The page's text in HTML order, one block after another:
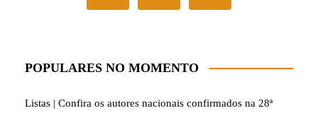
POPULARES NO MOMENTO
Listas | Confira os autores nacionais confirmados na 28ª